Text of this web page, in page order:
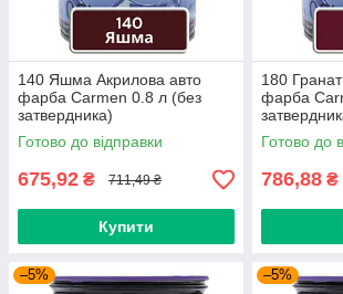
140 Яшма Акрилова авто
фарба Carmen 0.8 л (без
затвердника)
Готово до відправки
675,92 ₴ 711,49 ₴
Купити
180
фарба
Готово до
786,88 ₴
–5% –5%